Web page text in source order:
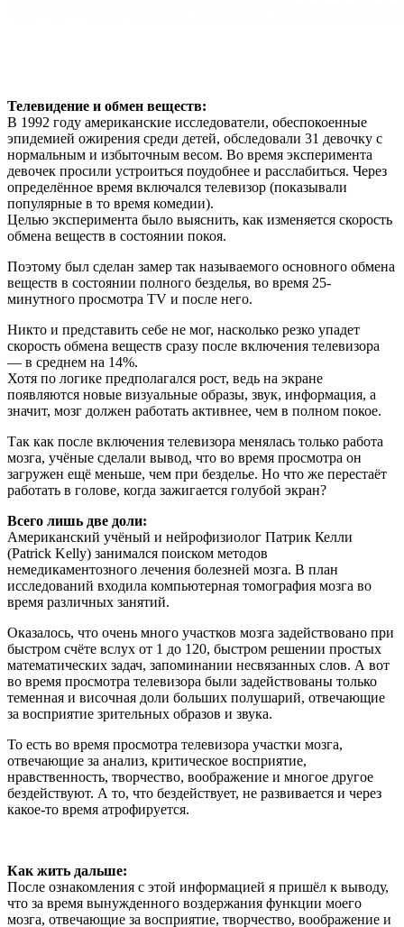
Телевидение и обмен веществ:
В 1992 году американские исследователи, обеспокоенные
эпидемией ожирения среди детей, обследовали 31 девочку с
нормальным и избыточным весом. Во время эксперимента
девочек просили устроиться поудобнее и расслабиться. Через
определённое время включался телевизор (показывали
популярные в то время комедии).
Целью эксперимента было выяснить, как изменяется скорость
обмена веществ в состоянии покоя.
Поэтому был сделан замер так называемого основного обмена
веществ в состоянии полного безделья, во время 25-
минутного просмотра TV и после него.
Никто и представить себе не мог, насколько резко упадет
скорость обмена веществ сразу после включения телевизора
— в среднем на 14%.
Хотя по логике предполагался рост, ведь на экране
появляются новые визуальные образы, звук, информация, а
значит, мозг должен работать активнее, чем в полном покое.
Так как после включения телевизора менялась только работа
мозга, учёные сделали вывод, что во время просмотра он
загружен ещё меньше, чем при безделье. Но что же перестаёт
работать в голове, когда зажигается голубой экран?
Всего лишь две доли:
Американский учёный и нейрофизиолог Патрик Келли
(Patrick Kelly) занимался поиском методов
немедикаментозного лечения болезней мозга. В план
исследований входила компьютерная томография мозга во
время различных занятий.
Оказалось, что очень много участков мозга задействовано при
быстром счёте вслух от 1 до 120, быстром решении простых
математических задач, запоминании несвязанных слов. А вот
во время просмотра телевизора были задействованы только
теменная и височная доли больших полушарий, отвечающие
за восприятие зрительных образов и звука.
То есть во время просмотра телевизора участки мозга,
отвечающие за анализ, критическое восприятие,
нравственность, творчество, воображение и многое другое
бездействуют. А то, что бездействует, не развивается и через
какое-то время атрофируется.
Как жить дальше:
После ознакомления с этой информацией я пришёл к выводу,
что за время вынужденного воздержания функции моего
мозга, отвечающие за восприятие, творчество, воображение и